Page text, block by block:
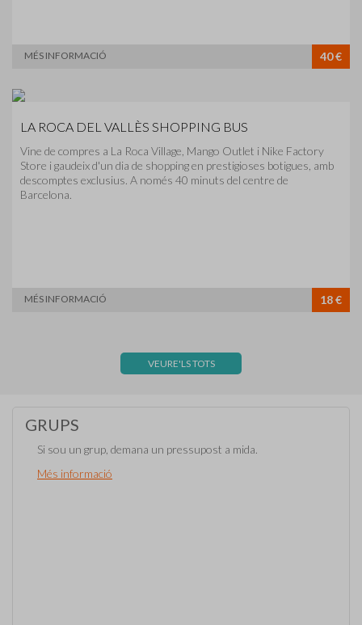
MÉS INFORMACIÓ 40 €
LA ROCA DEL VALLÈS SHOPPING BUS
Vine de compres a La Roca Village, Mango Outlet i Nike Factory
Store i gaudeix d'un dia de shopping en prestigioses botigues, amb
descomptes exclusius. A només 40 minuts del centre de
Barcelona.
MÉS INFORMACIÓ 18 €
VEURE'LS TOTS
GRUPS
Si sou un grup, demana un pressupost a mida.
Més informació